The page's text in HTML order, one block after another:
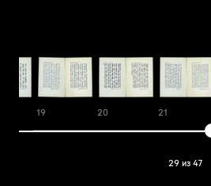
19 20 21
29 из 47